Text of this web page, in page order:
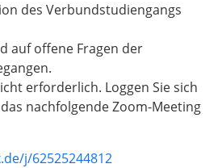
des Verbundstudiengangs
auf offene Fragen der
erforderlich. Loggen Sie sich
nachfolgende Zoom-Meeting
j/62525244812